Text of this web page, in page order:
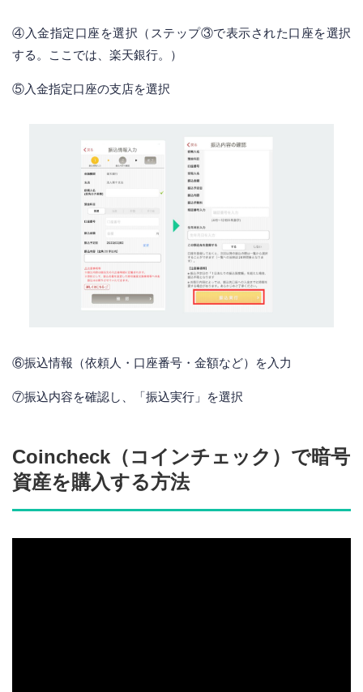
④入金指定口座を選択（ステップ③で表示された口座を選択
する。ここでは、楽天銀行。）
⑤入金指定口座の支店を選択
⑥振込情報（依頼人・口座番号・金額など）を入力
⑦振込内容を確認し、「振込実行」を選択
Coincheck（コインチェック）で暗号
資産を購入する方法